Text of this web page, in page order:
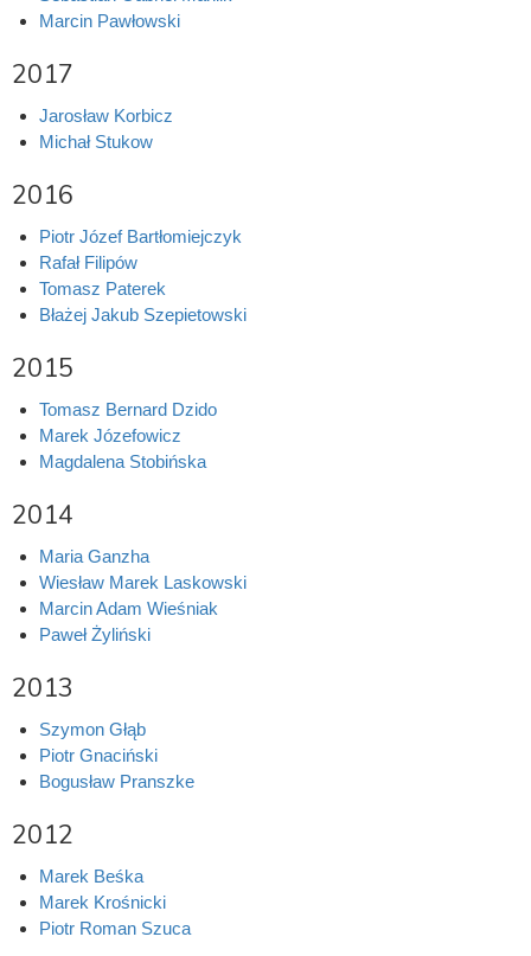
Marcin Pawłowski
2017
Jarosław Korbicz
Michał Stukow
2016
Piotr Józef Bartłomiejczyk
Rafał Filipów
Tomasz Paterek
Błażej Jakub Szepietowski
2015
Tomasz Bernard Dzido
Marek Józefowicz
Magdalena Stobińska
2014
Maria Ganzha
Wiesław Marek Laskowski
Marcin Adam Wieśniak
Paweł Żyliński
2013
Szymon Głąb
Piotr Gnaciński
Bogusław Pranszke
2012
Marek Beśka
Marek Krośnicki
Piotr Roman Szuca